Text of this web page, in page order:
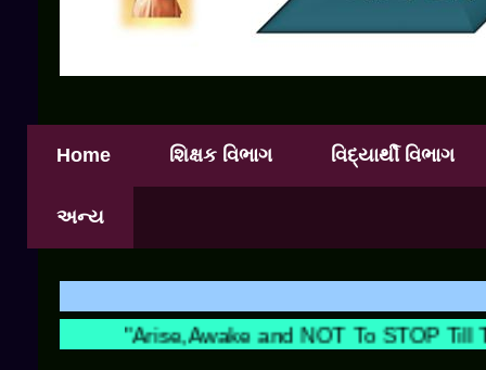
Home શિક્ષક વિભાગ વિદ્યાર્થી વિભાગ
અન્ય
"Arise,Awake and NOT To STOP Till